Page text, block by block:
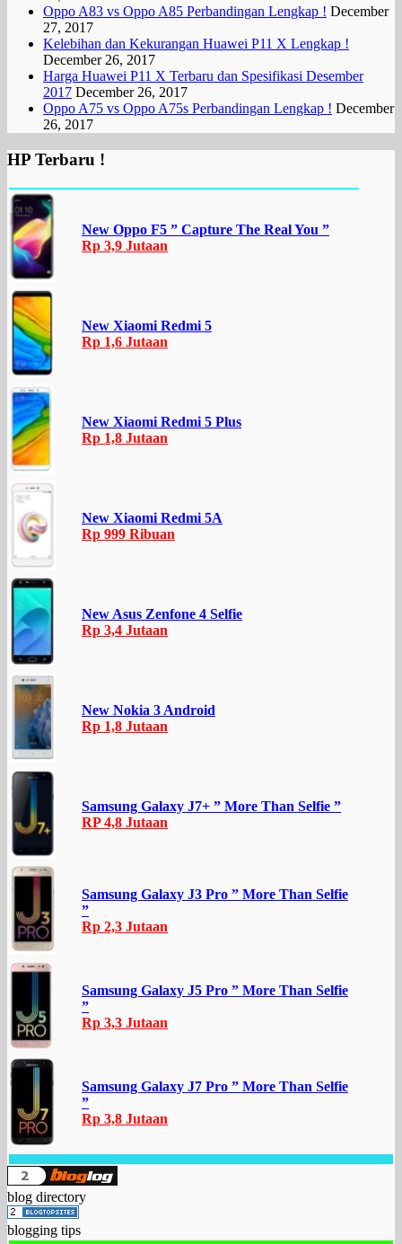
Oppo A83 vs Oppo A85 Perbandingan Lengkap ! December
27, 2017
Kelebihan dan Kekurangan Huawei P11 X Lengkap !
December 26, 2017
Harga Huawei P11 X Terbaru dan Spesifikasi Desember
2017 December 26, 2017
Oppo A75 vs Oppo A75s Perbandingan Lengkap ! December
26, 2017
HP Terbaru !
New Oppo F5 ” Capture The Real You ”
Rp 3,9 Jutaan
New Xiaomi Redmi 5
Rp 1,6 Jutaan
New Xiaomi Redmi 5 Plus
Rp 1,8 Jutaan
New Xiaomi Redmi 5A
Rp 999 Ribuan
New Asus Zenfone 4 Selfie
Rp 3,4 Jutaan
New Nokia 3 Android
Rp 1,8 Jutaan
Samsung Galaxy J7+ ” More Than Selfie ”
RP 4,8 Jutaan
Samsung Galaxy J3 Pro ” More Than Selfie
”
Rp 2,3 Jutaan
Samsung Galaxy J5 Pro ” More Than Selfie
”
Rp 3,3 Jutaan
Samsung Galaxy J7 Pro ” More Than Selfie
”
Rp 3,8 Jutaan
blog directory
blogging tips